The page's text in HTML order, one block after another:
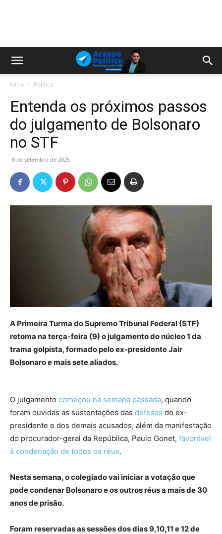
Início Política
Entenda os próximos passos
do julgamento de Bolsonaro
no STF
8 de setembro de 2025
A Primeira Turma do Supremo Tribunal Federal (STF)
retoma na terça-feira (9) o julgamento do núcleo 1 da
trama golpista, formado pelo ex-presidente Jair
Bolsonaro e mais sete aliados.
O julgamento começou na semana passada, quando
foram ouvidas as sustentações das defesas do ex-
presidente e dos demais acusados, além da manifestação
do procurador-geral da República, Paulo Gonet, favorável
à condenação de todos os réus.
Nesta semana, o colegiado vai iniciar a votação que
pode condenar Bolsonaro e os outros réus a mais de 30
anos de prisão.
Foram reservadas as sessões dos dias 9,10,11 e 12 de